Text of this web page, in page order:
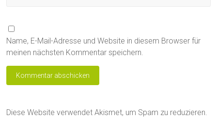
Name, E-Mail-Adresse und Website in diesem Browser für
meinen nächsten Kommentar speichern.
Diese Website verwendet Akismet, um Spam zu reduzieren.